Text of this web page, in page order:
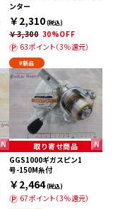
ンター
￥2,310(税込)
￥3,300 30%OFF
63ポイント（3％還元）
#新品
取り寄せ商品
GGS1000ギガスピン1
号-150M糸付
￥2,464(税込)
67ポイント（3％還元）